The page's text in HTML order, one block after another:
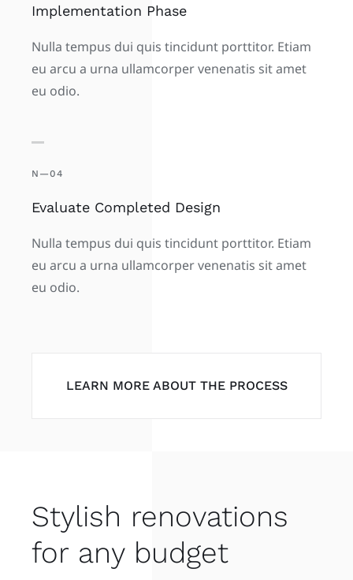
Implementation Phase
Nulla tempus dui quis tincidunt porttitor. Etiam
eu arcu a urna ullamcorper venenatis sit amet
eu odio.
N—04
Evaluate Completed Design
Nulla tempus dui quis tincidunt porttitor. Etiam
eu arcu a urna ullamcorper venenatis sit amet
eu odio.
LEARN MORE ABOUT THE PROCESS
Stylish renovations
for any budget